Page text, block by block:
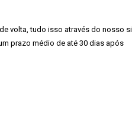
volta, tudo isso através do nosso
prazo médio de até 30 dias após